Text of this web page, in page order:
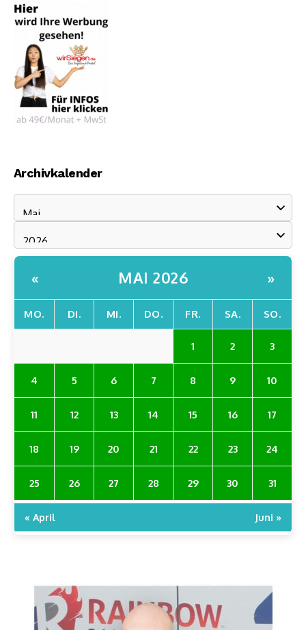
Archivkalender
« MAI 2026 »
MO. DI. MI. DO. FR. SA. SO.
1 2 3
4 5 6 7 8 9 10
11 12 13 14 15 16 17
18 19 20 21 22 23 24
25 26 27 28 29 30 31
« April Juni »